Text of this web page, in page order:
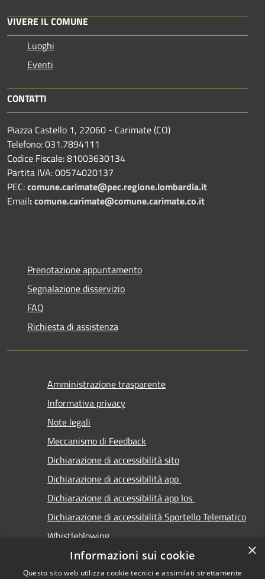
VIVERE IL COMUNE
Luoghi
Eventi
CONTATTI
Piazza Castello 1, 22060 - Carimate (CO)
Telefono: 031.7894111
Codice Fiscale: 81003630134
Partita IVA: 00574020137
PEC:comune.carimate@pec.regione.lombardia.it
Email:comune.carimate@comune.carimate.co.it
Prenotazione appuntamento
Segnalazione disservizio
FAQ
Richiesta di assistenza
Amministrazione trasparente
Informativa privacy
Note legali
Meccanismo di Feedback
Dichiarazione di accessibilità sito
Dichiarazione di accessibilità app
Dichiarazione di accessibilità app Ios
Dichiarazione di accessibilità Sportello Telematico
Whistleblowing
×
Informazioni sui cookie
Questo sito web utilizza cookie tecnici e assimilati strettamente